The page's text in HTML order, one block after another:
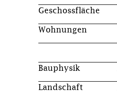
Geschossfläche
Wohnungen
Bauphysik
Landschaft